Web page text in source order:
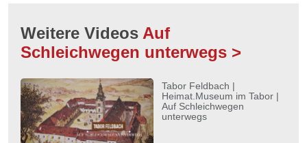
Weitere Videos Auf
Schleichwegen unterwegs >
Tabor Feldbach |
Heimat.Museum im Tabor |
Auf Schleichwegen
unterwegs